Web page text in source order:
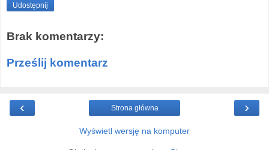
Udostępnij
Brak komentarzy:
Prześlij komentarz
‹ ›
Strona główna
Wyświetl wersję na komputer